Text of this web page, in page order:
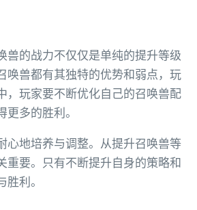
兽的战力不仅仅是单纯的提升等级
唤兽都有其独特的优势和弱点，玩
，玩家要不断优化自己的召唤兽配
多的胜利。
心地培养与调整。从提升召唤兽等
要。只有不断提升自身的策略和
利。